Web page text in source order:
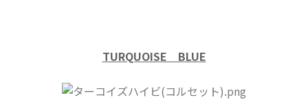
TURQUOISE BLUE